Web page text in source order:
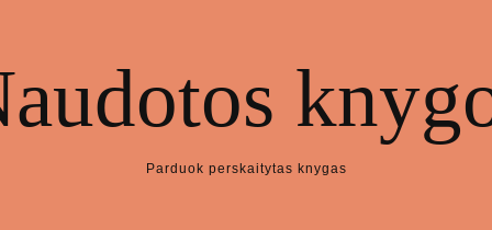
Parduok perskaitytas knygas